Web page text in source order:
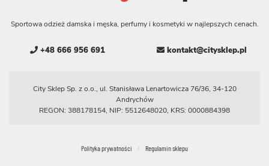
Sportowa odzież damska i męska, perfumy i kosmetyki w najlepszych cenach.
+48 666 956 691 kontakt@citysklep.pl
City Sklep Sp. z o.o., ul. Stanisława Lenartowicza 76/36, 34-120
Andrychów
REGON: 388178154, NIP: 5512648020, KRS: 0000884398
Polityka prywatności Regulamin sklepu